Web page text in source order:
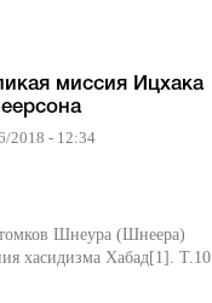
миссия Ицхака
2018 - 12:34
Шнеура (Шнеера)
хасидизма Хабад[1]. Т.10